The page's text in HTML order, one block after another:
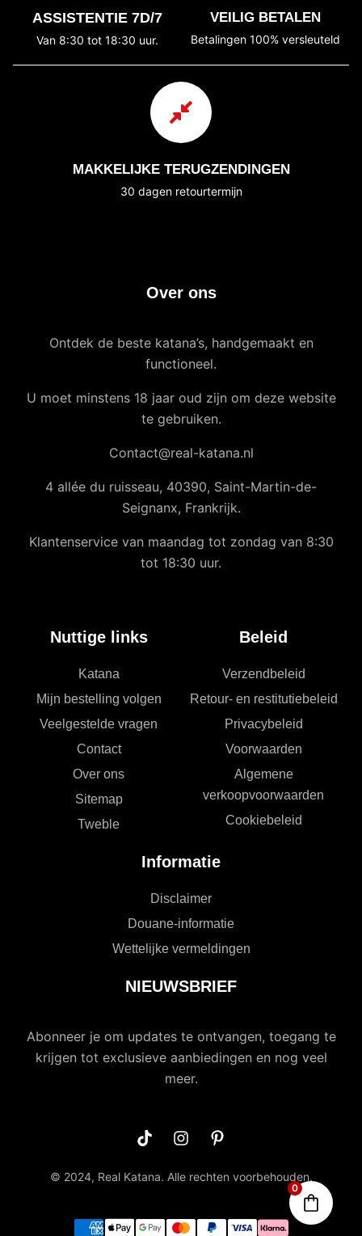
ASSISTENTIE 7D/7
Van 8:30 tot 18:30 uur.
VEILIG BETALEN
Betalingen 100% versleuteld
MAKKELIJKE TERUGZENDINGEN
30 dagen retourtermijn
Over ons
Ontdek de beste katana’s, handgemaakt en
functioneel.
U moet minstens 18 jaar oud zijn om deze website
te gebruiken.
Contact@real-katana.nl
4 allée du ruisseau, 40390, Saint-Martin-de-
Seignanx, Frankrijk.
Klantenservice van maandag tot zondag van 8:30
tot 18:30 uur.
Nuttige links
Katana
Mijn bestelling volgen
Veelgestelde vragen
Contact
Over ons
Sitemap
Tweble
Beleid
Verzendbeleid
Retour- en restitutiebeleid
Privacybeleid
Voorwaarden
Algemene
verkoopvoorwaarden
Cookiebeleid
Informatie
Disclaimer
Douane-informatie
Wettelijke vermeldingen
NIEUWSBRIEF
Abonneer je om updates te ontvangen, toegang te
krijgen tot exclusieve aanbiedingen en nog veel
meer.
© 2024, Real Katana. Alle rechten voorbehouden.
0